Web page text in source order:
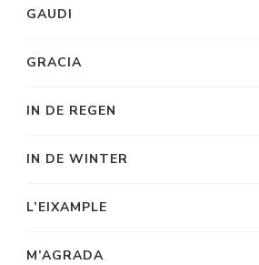
GAUDI
GRACIA
IN DE REGEN
IN DE WINTER
L’EIXAMPLE
M’AGRADA